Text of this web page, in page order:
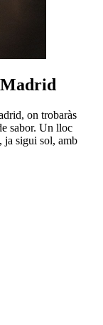
on trobaràs
sabor. Un lloc
ja sigui sol, amb